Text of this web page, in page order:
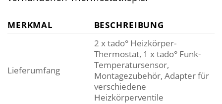
MERKMAL BESCHREIBUNG
Lieferumfang
2 x tado° Heizkörper-
Thermostat, 1 x tado° Funk-
Temperatursensor,
Montagezubehör, Adapter für
verschiedene
Heizkörperventile